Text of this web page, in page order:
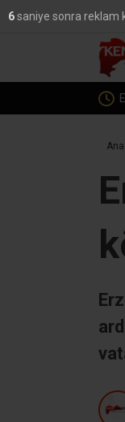
5saniye sonra reklam